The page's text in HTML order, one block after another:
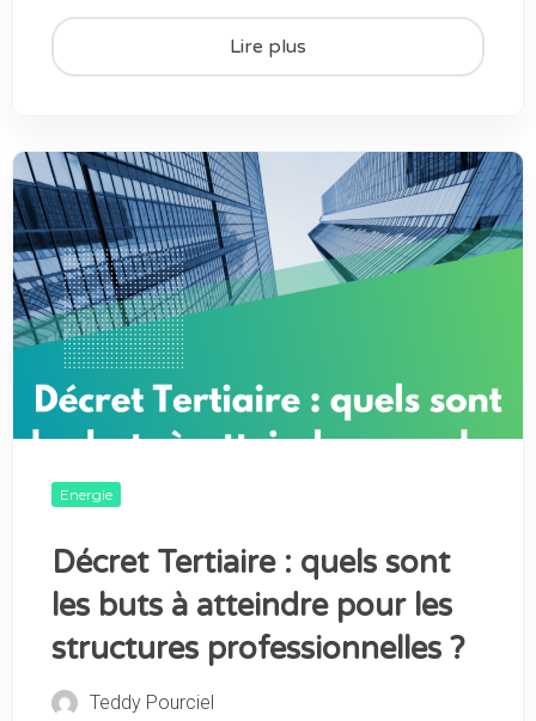
Lire plus
Energie
Décret Tertiaire : quels sont
les buts à atteindre pour les
structures professionnelles ?
Teddy Pourciel